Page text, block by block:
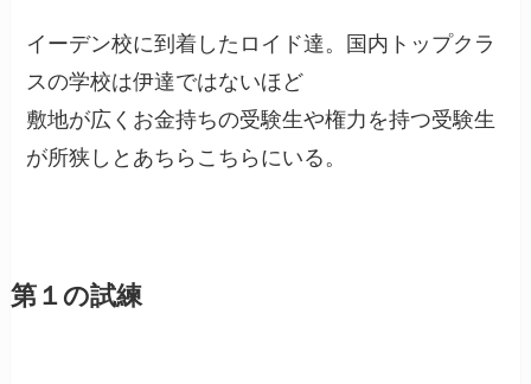
イーデン校に到着したロイド達。国内トップクラ
スの学校は伊達ではないほど
敷地が広くお金持ちの受験生や権力を持つ受験生
が所狭しとあちらこちらにいる。
第１の試練